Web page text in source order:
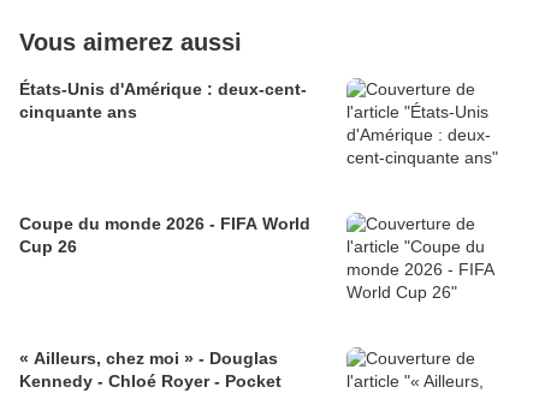
Vous aimerez aussi
États-Unis d'Amérique : deux-cent-
cinquante ans
Coupe du monde 2026 - FIFA World
Cup 26
« Ailleurs, chez moi » - Douglas
Kennedy - Chloé Royer - Pocket